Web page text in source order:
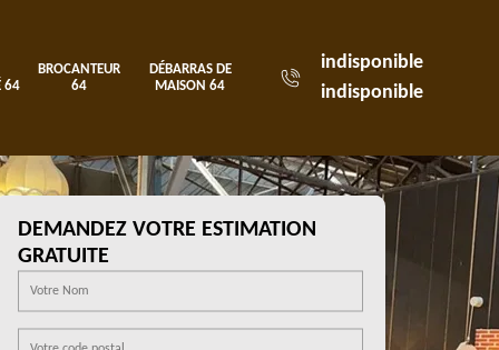
64
BROCANTEUR
64
DÉBARRAS DE
MAISON 64
indisponible
indisponible
DEMANDEZ VOTRE ESTIMATION
GRATUITE